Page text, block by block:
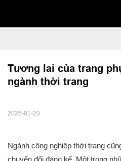
Tương lai của trang
ngành thời trang
2026-01-20
Ngành công nghiệp thời trang